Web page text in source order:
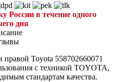
России в течение одного
дня
правой Toyota 558702660071
с техникой TOYOTA,
стандартам качества.